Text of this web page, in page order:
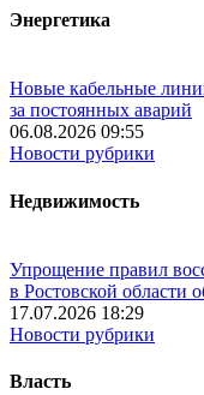
Энергетика
Новые кабельные
за постоянных аварий
06.08.2026 09:55
Новости рубрики
Недвижимость
Упрощение правил
в Ростовской области
17.07.2026 18:29
Новости рубрики
Власть